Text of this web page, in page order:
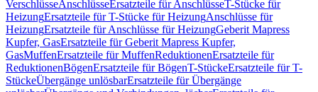
VerschlüsseAnschlüsseErsatzteile für AnschlüsseT-Stücke für
HeizungErsatzteile für T-Stücke für HeizungAnschlüsse für
HeizungErsatzteile für Anschlüsse für HeizungGeberit Mapress
Kupfer, GasErsatzteile für Geberit Mapress Kupfer,
GasMuffenErsatzteile für MuffenReduktionenErsatzteile für
ReduktionenBögenErsatzteile für BögenT-StückeErsatzteile für T-
StückeÜbergänge unlösbarErsatzteile für Übergänge